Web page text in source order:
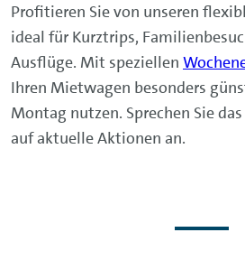
Profitieren Sie von unseren
ideal für Kurztrips,
Ausflüge. Mit speziellen
Ihren Mietwagen besonders
Montag nutzen. Sprechen Sie
auf aktuelle Aktionen an.